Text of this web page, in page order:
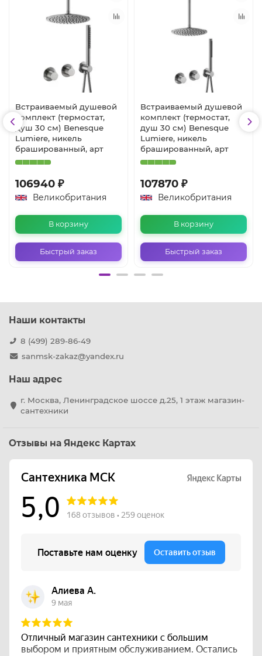
Встраиваемый душевой
комплект (термостат,
душ 30 см) Benesque
Lumiere, никель
брашированный, арт
106940 ₽
Великобритания
В корзину
Быстрый заказ
Встраиваемый душевой
комплект (термостат,
душ 30 см) Benesque
Lumiere, никель
брашированный, арт
107870 ₽
Великобритания
В корзину
Быстрый заказ
Наши контакты
8 (499) 289-86-49
sanmsk-zakaz@yandex.ru
Наш адрес
г. Москва, Ленинградское шоссе д.25, 1 этаж магазин-
сантехники
Отзывы на Яндекс Картах